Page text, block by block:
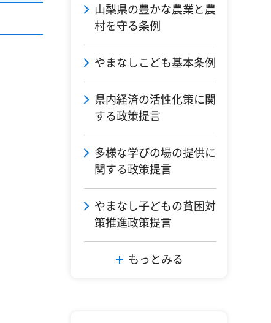
山梨県の豊かな農業と農
村を守る条例
やまなしこども基本条例
県内経済の活性化策に関
する政策提言
多様な学びの場の提供に
関する政策提言
やまなし子どもの貧困対
策推進政策提言
もっとみる